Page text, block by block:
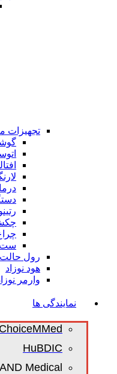
تجهیزات
ست
رول حالت
هود نوزاد
وارمر
نمایندگی ها
ChoiceMMed
HuBDIC
AND Medical